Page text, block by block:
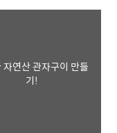
도날드 진주고추크림
소개하도록 하겠습니
리호텔은 작년(리뷰)에
데요, 자세한 리뷰는
하시죠. ■ 아리아리호
리호텔은 강원특별자
579 에 위치한 호텔
잘 되어있었고, 호텔
수 있었습니다. 주차
, 편하게 주차할 수 있었
자연산 관자구이 만들
기!